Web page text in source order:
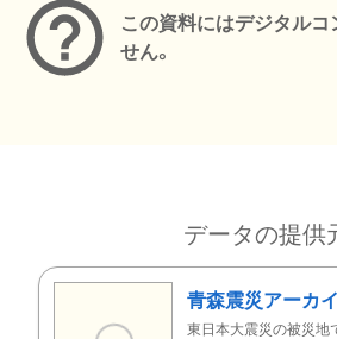
この資料にはデジタルコ
せん。
データの提供
青森震災アーカイ
東日本大震災の被災地